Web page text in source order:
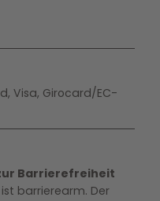
Visa, Girocard/EC-
Barrierefreiheit
barrierearm. Der